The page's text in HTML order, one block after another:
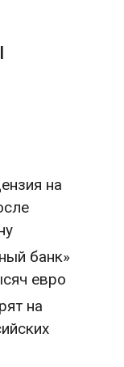
на
банк»
евро
на